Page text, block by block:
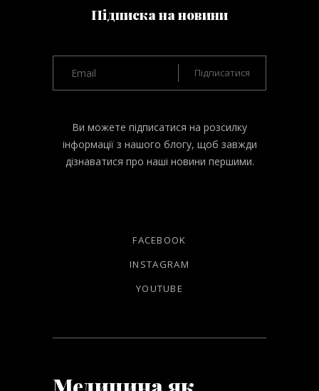
Підписка на новини
Ви можете підписатися на розсилку
інформації з нашого блогу, щоб завжди
дізнаватися про наші новини першими.
FACEBOOK
INSTAGRAM
YOUTUBE